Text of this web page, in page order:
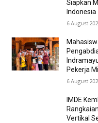
Siapkan
Indonesia
6 August
Pekerja
6 August
IMDE
Vertikal